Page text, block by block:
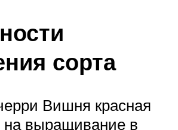
сорта
Вишня красная
на выращивание в